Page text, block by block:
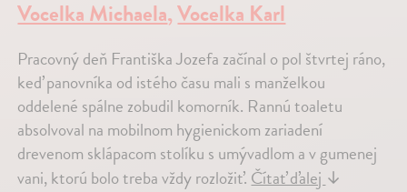
Vocelka Michaela,Vocelka Karl
Pracovný deň Františka Jozefa začínal o pol štvrtej ráno,
keď panovníka od istého času mali s manželkou
oddelené spálne zobudil komorník. Rannú toaletu
absolvoval na mobilnom hygienickom zariadení
drevenom sklápacom stolíku s umývadlom a v gumenej
vani, ktorú bolo treba vždy rozložiť.Čítať ďalej↓